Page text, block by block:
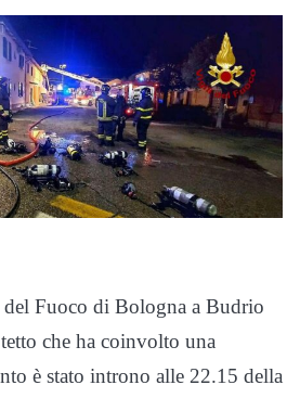
Fuoco di Bologna a Budrio
che ha coinvolto una
è stato introno alle 22.15 della